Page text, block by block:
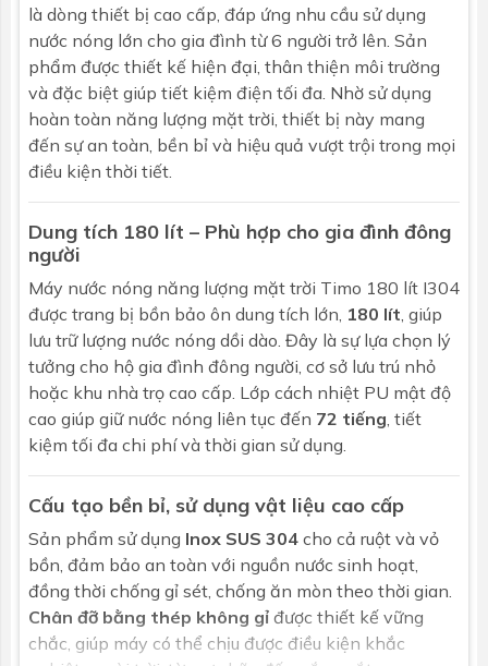
Loại
Ống thủy tinh chân không 3 lớp: lớp
truyền nhiệt, lớp hấp thụ nhiệt, lớp phản
quang
Chiều dài 1800mm
Đường kính 58mm
18
là dòng thiết bị cao cấp, đáp ứng nhu cầu sử dụng
nước nóng lớn cho gia đình từ 6 người trở lên. Sản
phẩm được thiết kế hiện đại, thân thiện môi trường
và đặc biệt giúp tiết kiệm điện tối đa. Nhờ sử dụng
hoàn toàn năng lượng mặt trời, thiết bị này mang
đến sự an toàn, bền bỉ và hiệu quả vượt trội trong mọi
điều kiện thời tiết.
Dung tích 180 lít – Phù hợp cho gia đình đông
người
Máy nước nóng năng lượng mặt trời Timo 180 lít I304
được trang bị bồn bảo ôn dung tích lớn, 180 lít , giúp
lưu trữ lượng nước nóng dồi dào. Đây là sự lựa chọn lý
tưởng cho hộ gia đình đông người, cơ sở lưu trú nhỏ
hoặc khu nhà trọ cao cấp. Lớp cách nhiệt PU mật độ
cao giúp giữ nước nóng liên tục đến 72 tiếng , tiết
kiệm tối đa chi phí và thời gian sử dụng.
Cấu tạo bền bỉ, sử dụng vật liệu cao cấp
Sản phẩm sử dụng Inox SUS 304 cho cả ruột và vỏ
bồn, đảm bảo an toàn với nguồn nước sinh hoạt,
đồng thời chống gỉ sét, chống ăn mòn theo thời gian.
Chân đỡ bằng thép không gỉ được thiết kế vững
chắc, giúp máy có thể chịu được điều kiện khắc